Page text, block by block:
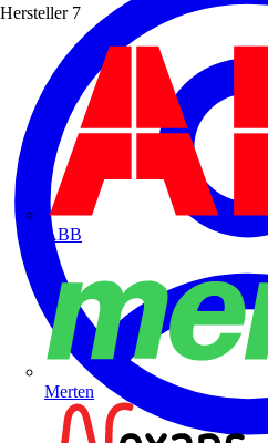
Hersteller 7
ABB
Merten